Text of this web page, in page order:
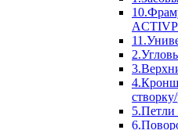
5.Петли